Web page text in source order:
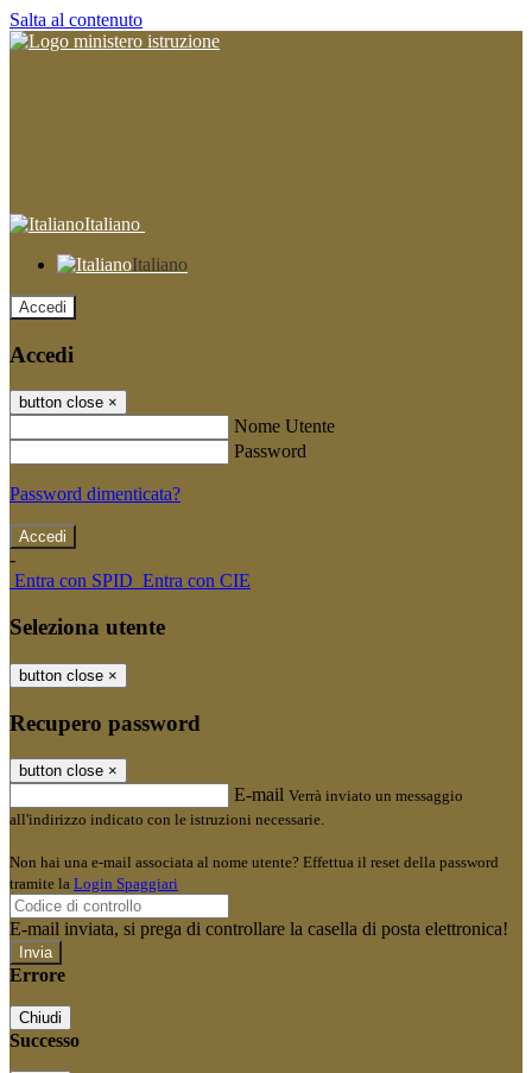
Salta al contenuto
Italiano
Italiano
Accedi
Accedi
button close ×
Nome Utente
Password
Password dimenticata?
-
Entra con SPID Entra con CIE
Seleziona utente
button close ×
Recupero password
button close ×
E-mail Verrà inviato un messaggio
all'indirizzo indicato con le istruzioni necessarie.
Non hai una e-mail associata al nome utente? Effettua il reset della password
tramite la Login Spaggiari
E-mail inviata, si prega di controllare la casella di posta elettronica!
Errore
Chiudi
Successo